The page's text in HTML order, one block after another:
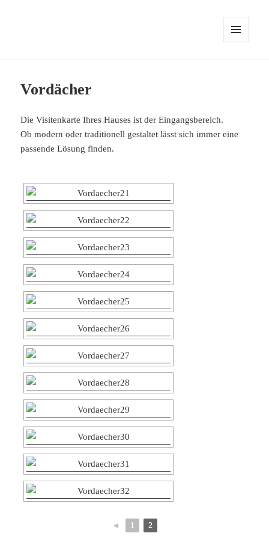
Vordächer
Die Visitenkarte Ihres Hauses ist der Eingangsbereich.
Ob modern oder traditionell gestaltet lässt sich immer eine
passende Lösung finden.
◄ 1 2